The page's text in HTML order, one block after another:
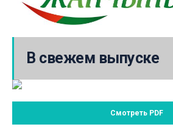
В свежем выпуске
Смотреть PDF